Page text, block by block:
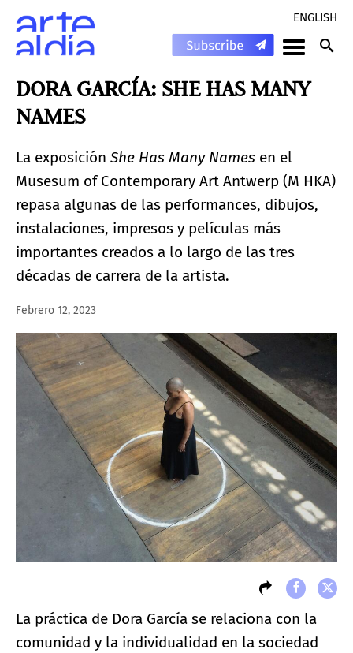
ENGLISH
DORA GARCÍA: SHE HAS MANY
NAMES
La exposición She Has Many Names en el
Musesum of Contemporary Art Antwerp (M HKA)
repasa algunas de las performances, dibujos,
instalaciones, impresos y películas más
importantes creados a lo largo de las tres
décadas de carrera de la artista.
Febrero 12, 2023
La práctica de Dora García se relaciona con la
comunidad y la individualidad en la sociedad